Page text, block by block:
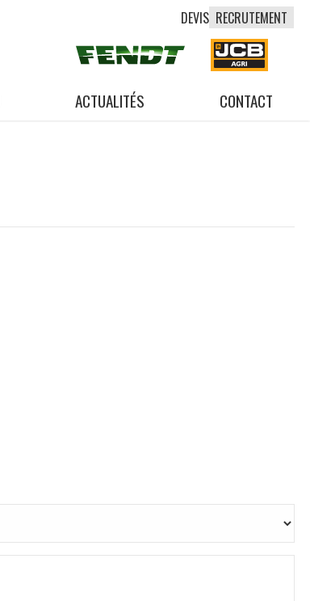
DEVIS RECRUTEMENT
ACTUALITÉS CONTACT